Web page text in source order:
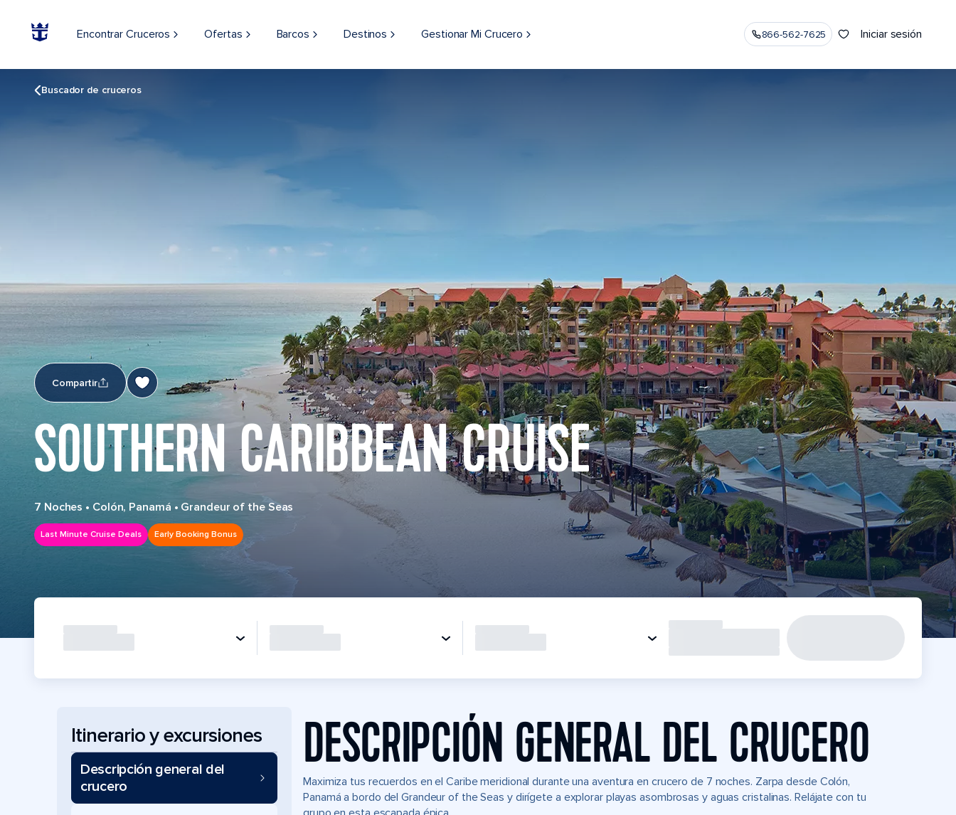
Encontrar Cruceros Ofertas Barcos Destinos Gestionar Mi Crucero 866-562-7625 Iniciar sesión
Buscador de cruceros
Compartir
SOUTHERN CARIBBEAN CRUISE
7 Noches • Colón, Panamá • Grandeur of the Seas
Last Minute Cruise Deals Early Booking Bonus
Itinerario y excursiones
Descripción general del
crucero
DESCRIPCIÓN GENERAL DEL CRUCERO
Maximiza tus recuerdos en el Caribe meridional durante una aventura en crucero de 7 noches. Zarpa desde Colón,
Panamá a bordo del Grandeur of the Seas y dirígete a explorar playas asombrosas y aguas cristalinas. Relájate con tu